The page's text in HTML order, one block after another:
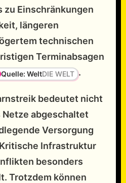
zu Einschränkungen
längeren
technischen
Terminabsagen
Quelle: WeltDIE WELT .
bedeutet nicht
abgeschaltet
Versorgung
Infrastruktur
besonders
Trotzdem können